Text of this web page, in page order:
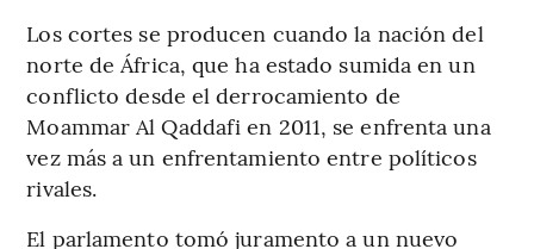
Los cortes se producen cuando la nación del
norte de África, que ha estado sumida en un
conflicto desde el derrocamiento de
Moammar Al Qaddafi en 2011, se enfrenta una
vez más a un enfrentamiento entre políticos
rivales.
El parlamento tomó juramento a un nuevo